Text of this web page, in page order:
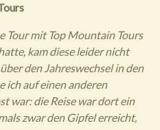
Tour mit Top Mountain Tours
kam diese leider nicht
den Jahreswechsel in den
ich auf einen anderen
war: die Reise war dort ein
zwar den Gipfel erreicht,